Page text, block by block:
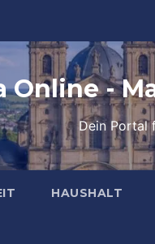
Online -
Dein Portal
HAUSHALT